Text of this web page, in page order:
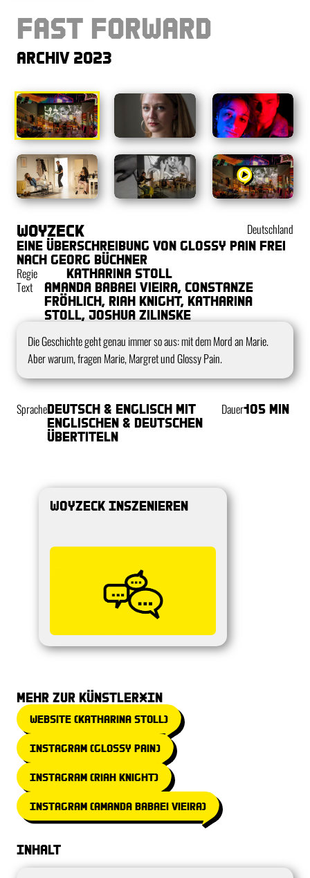
Fast Forward
Archiv 2023
Woyzeck Deutschland
Eine Überschreibung von Glossy Pain frei
nach Georg Büchner
Regie Katharina Stoll
Text
Amanda Babaei Vieira, Constanze
Fröhlich, Riah Knight, Katharina
Stoll, Joshua Zilinske
Kurzbeschreibung
Die Geschichte geht genau immer so aus: mit dem Mord an Marie.
Aber warum, fragen Marie, Margret und Glossy Pain.
SpracheDeutsch & Englisch mit
englischen & deutschen
Übertiteln
Dauer105 min
Woyzeck Inszenieren
mehr zur Künstler*in
Website (Katharina Stoll)
Instagram (Glossy Pain)
Instagram (Riah Knight)
Instagram (Amanda Babaei Vieira)
Inhalt